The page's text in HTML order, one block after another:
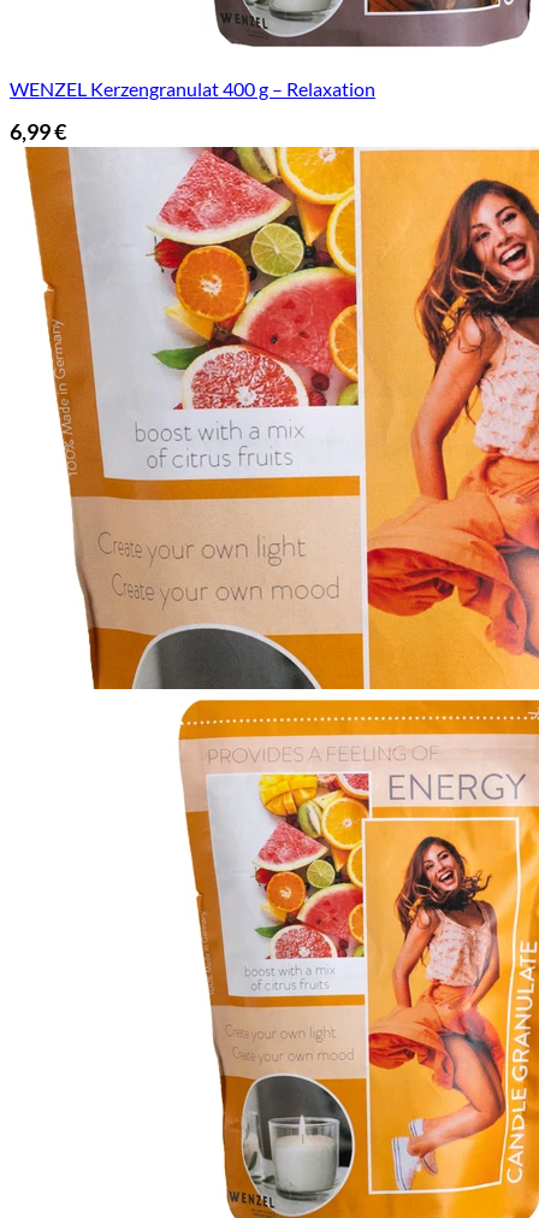
WENZEL Kerzengranulat 400 g – Relaxation
6,99€